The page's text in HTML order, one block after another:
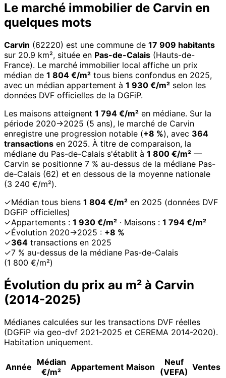
Le marché immobilier de Carvin en
quelques mots
Carvin (62220) est une commune de 17 909 habitants
sur 20.9 km², située en Pas-de-Calais (Hauts-de-
France). Le marché immobilier local affiche un prix
médian de 1 804 €/m² tous biens confondus en 2025,
avec un médian appartement à 1 930 €/m² selon les
données DVF officielles de la DGFiP.
Les maisons atteignent 1 794 €/m² en médiane. Sur la
période 2020→2025 (5 ans), le marché de Carvin
enregistre une progression notable (+8 %), avec 364
transactions en 2025. À titre de comparaison, la
médiane du Pas-de-Calais s'établit à 1 800 €/m² —
Carvin se positionne 7 % au-dessus de la médiane Pas-
de-Calais (62) et en dessous de la moyenne nationale
(3 240 €/m²).
✓Médian tous biens 1 804 €/m² en 2025 (données DVF
DGFiP officielles)
✓Appartements : 1 930 €/m² · Maisons : 1 794 €/m²
✓Évolution 2020→2025 : +8 %
✓364 transactions en 2025
✓7 % au-dessus de la médiane Pas-de-Calais
(1 800 €/m²)
Évolution du prix au m² à Carvin
(2014-2025)
Médianes calculées sur les transactions DVF réelles
(DGFiP via geo-dvf 2021-2025 et CEREMA 2014-2020).
Habitation uniquement.
Année Médian
€/m²
Appartement Maison
Neuf
(VEFA) Ventes